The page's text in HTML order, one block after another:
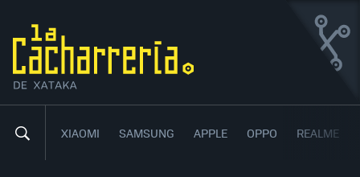
XIAOMI SAMSUNG APPLE OPPO REALME
MOTOROLA MOTO E22
BARATO CON 90 HZ DE TASA DE REFRESCO Y ANDROID
12 PURO